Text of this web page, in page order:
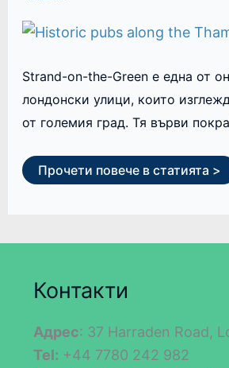
Strand-on-the-Green е една от
лондонски улици, които
от големия град. Тя върви
Прочети повече в статията >
Контакти
Адрес: 37 Harraden Road,
Tel: +44 7780 242 982